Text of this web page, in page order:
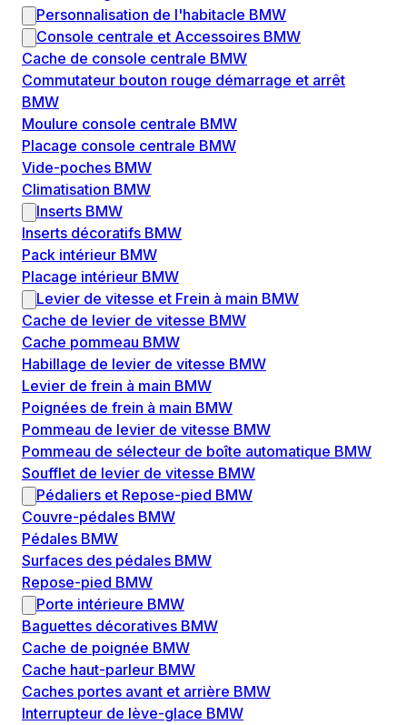
Personnalisation de l'habitacle BMW
Console centrale et Accessoires BMW
Cache de console centrale BMW
Commutateur bouton rouge démarrage et arrêt
BMW
Moulure console centrale BMW
Placage console centrale BMW
Vide-poches BMW
Climatisation BMW
Inserts BMW
Inserts décoratifs BMW
Pack intérieur BMW
Placage intérieur BMW
Levier de vitesse et Frein à main BMW
Cache de levier de vitesse BMW
Cache pommeau BMW
Habillage de levier de vitesse BMW
Levier de frein à main BMW
Poignées de frein à main BMW
Pommeau de levier de vitesse BMW
Pommeau de sélecteur de boîte automatique BMW
Soufflet de levier de vitesse BMW
Pédaliers et Repose-pied BMW
Couvre-pédales BMW
Pédales BMW
Surfaces des pédales BMW
Repose-pied BMW
Porte intérieure BMW
Baguettes décoratives BMW
Cache de poignée BMW
Cache haut-parleur BMW
Caches portes avant et arrière BMW
Interrupteur de lève-glace BMW